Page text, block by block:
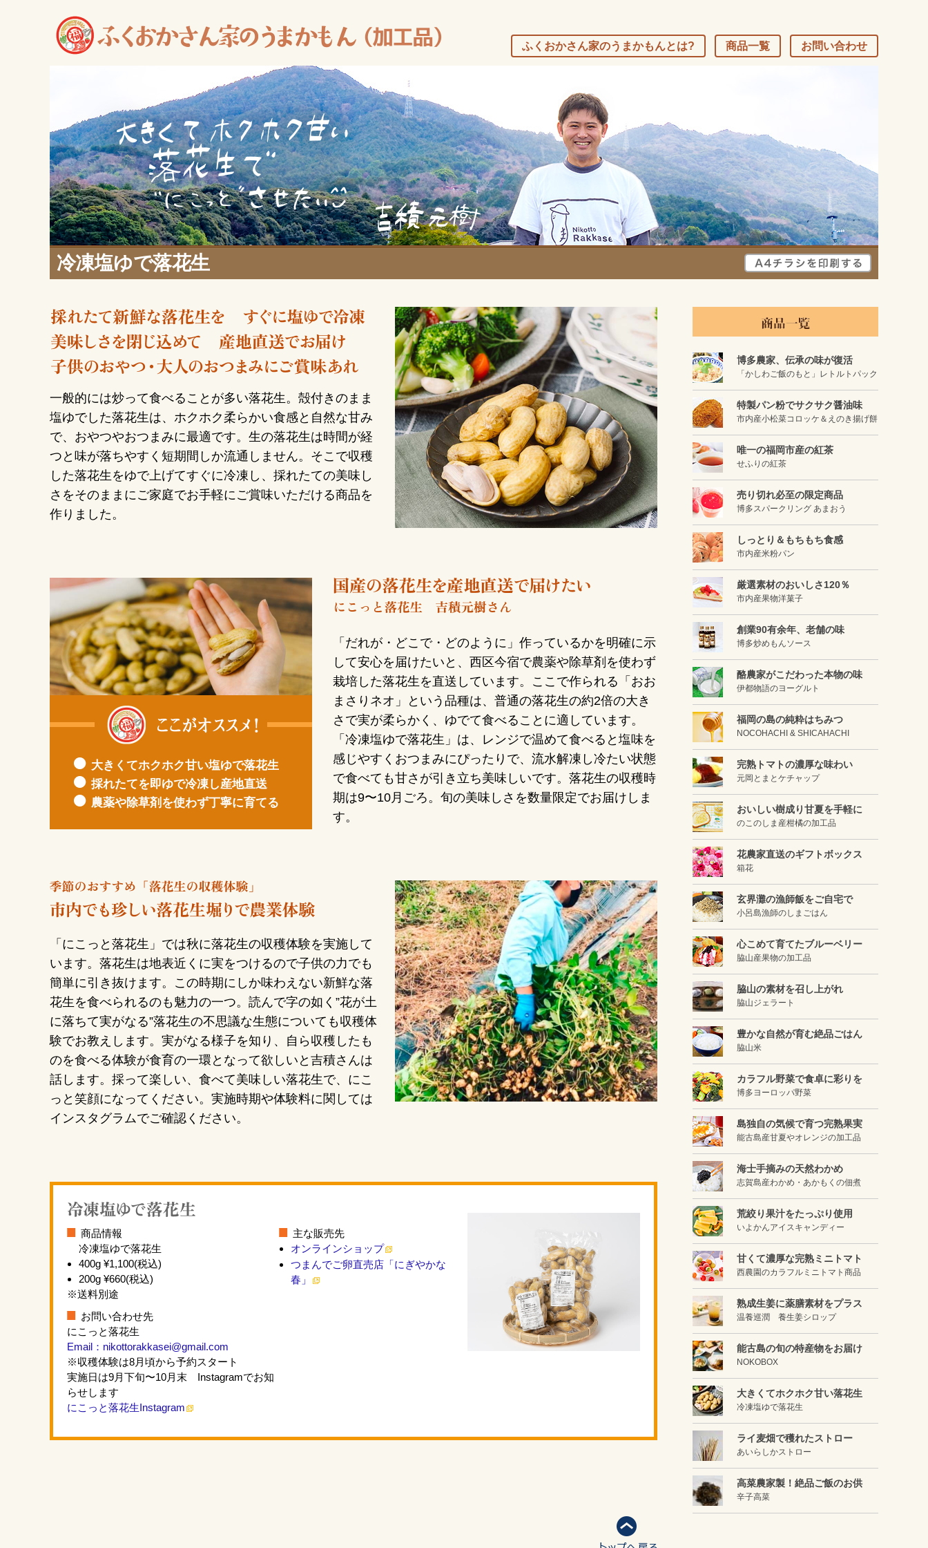
ふくおかさん家のうまかもんとは? 商品一覧 お問い合わせ
冷凍塩ゆで落花生
一般的には炒って食べることが多い落花生。殻付きのまま
塩ゆでした落花生は、ホクホク柔らかい食感と自然な甘み
で、おやつやおつまみに最適です。生の落花生は時間が経
つと味が落ちやすく短期間しか流通しません。そこで収穫
した落花生をゆで上げてすぐに冷凍し、採れたての美味し
さをそのままにご家庭でお手軽にご賞味いただける商品を
作りました。
「だれが・どこで・どのように」作っているかを明確に示
して安心を届けたいと、西区今宿で農薬や除草剤を使わず
栽培した落花生を直送しています。ここで作られる「おお
まさりネオ」という品種は、普通の落花生の約2倍の大き
さで実が柔らかく、ゆでて食べることに適しています。
「冷凍塩ゆで落花生」は、レンジで温めて食べると塩味を
感じやすくおつまみにぴったりで、流水解凍し冷たい状態
で食べても甘さが引き立ち美味しいです。落花生の収穫時
期は9〜10月ごろ。旬の美味しさを数量限定でお届けしま
す。
大きくてホクホク甘い塩ゆで落花生
採れたてを即ゆで冷凍し産地直送
農薬や除草剤を使わず丁寧に育てる
「にこっと落花生」では秋に落花生の収穫体験を実施して
います。落花生は地表近くに実をつけるので子供の力でも
簡単に引き抜けます。この時期にしか味わえない新鮮な落
花生を食べられるのも魅力の一つ。読んで字の如く”花が土
に落ちて実がなる”落花生の不思議な生態についても収穫体
験でお教えします。実がなる様子を知り、自ら収穫したも
のを食べる体験が食育の一環となって欲しいと吉積さんは
話します。採って楽しい、食べて美味しい落花生で、にこ
っと笑顔になってください。実施時期や体験料に関しては
インスタグラムでご確認ください。
商品情報
冷凍塩ゆで落花生
400g ¥1,100(税込)
200g ¥660(税込)
※送料別途
お問い合わせ先
にこっと落花生
Email：nikottorakkasei@gmail.com
※収穫体験は8月頃から予約スタート
実施日は9月下旬〜10月末 Instagramでお知
らせします
にこっと落花生Instagram
主な販売先
オンラインショップ
つまんでご卵直売店「にぎやかな
春」
博多農家、伝承の味が復活
「かしわご飯のもと」レトルトパック
特製パン粉でサクサク醤油味
市内産小松菜コロッケ＆えのき揚げ餅
唯一の福岡市産の紅茶
せふりの紅茶
売り切れ必至の限定商品
博多スパークリング あまおう
しっとり＆もちもち食感
市内産米粉パン
厳選素材のおいしさ120％
市内産果物洋菓子
創業90有余年、老舗の味
博多炒めもんソース
酪農家がこだわった本物の味
伊都物語のヨーグルト
福岡の島の純粋はちみつ
NOCOHACHI & SHICAHACHI
完熟トマトの濃厚な味わい
元岡とまとケチャップ
おいしい樹成り甘夏を手軽に
のこのしま産柑橘の加工品
花農家直送のギフトボックス
箱花
玄界灘の漁師飯をご自宅で
小呂島漁師のしまごはん
心こめて育てたブルーベリー
脇山産果物の加工品
脇山の素材を召し上がれ
脇山ジェラート
豊かな自然が育む絶品ごはん
脇山米
カラフル野菜で食卓に彩りを
博多ヨーロッパ野菜
島独自の気候で育つ完熟果実
能古島産甘夏やオレンジの加工品
海士手摘みの天然わかめ
志賀島産わかめ・あかもくの佃煮
荒絞り果汁をたっぷり使用
いよかんアイスキャンディー
甘くて濃厚な完熟ミニトマト
西農園のカラフルミニトマト商品
熟成生姜に薬膳素材をプラス
温養巡潤 養生姜シロップ
能古島の旬の特産物をお届け
NOKOBOX
大きくてホクホク甘い落花生
冷凍塩ゆで落花生
ライ麦畑で穫れたストロー
あいらしかストロー
高菜農家製！絶品ご飯のお供
辛子高菜